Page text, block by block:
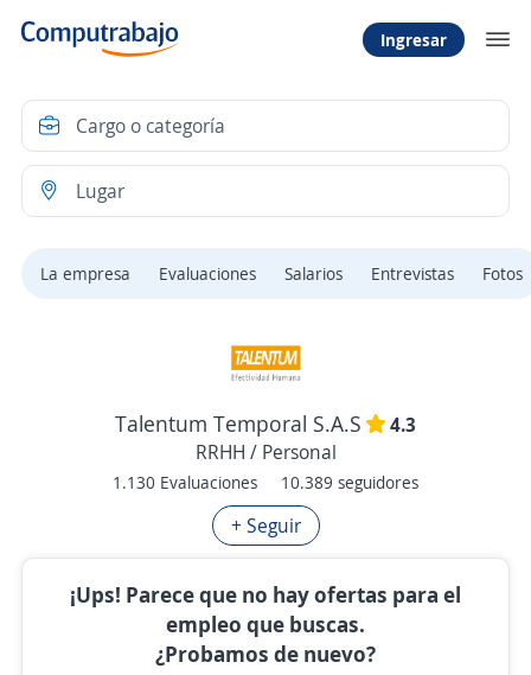
Ingresar
La empresa Evaluaciones Salarios Entrevistas Fotos
Talentum Temporal S.A.S
4.3
RRHH / Personal
1.130 Evaluaciones 10.389 seguidores
+ Seguir
¡Ups! Parece que no hay ofertas para el
empleo que buscas.
¿Probamos de nuevo?